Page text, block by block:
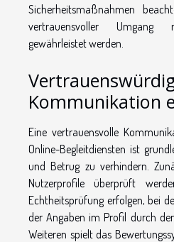
Sicherheitsmaßnahmen
vertrauensvoller Umgang
gewährleistet werden.
Kommunikation
Eine vertrauensvolle
Online-Begleitdiensten ist
und Betrug zu verhindern.
Nutzerprofile überprüft
Echtheitsprüfung erfolgen, bei
der Angaben im Profil durch
Weiteren spielt das